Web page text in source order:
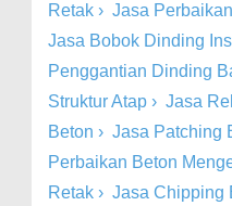
Retak › Jasa
Jasa Bobok Dinding
Penggantian Dinding
Struktur Atap › Jasa
Beton › Jasa Patching
Perbaikan Beton
Retak › Jasa Chipping